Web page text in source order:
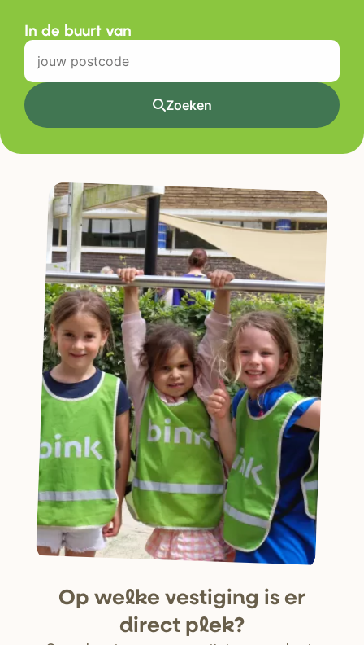
In de buurt van
Zoeken
Op welke vestiging is er
direct plek?